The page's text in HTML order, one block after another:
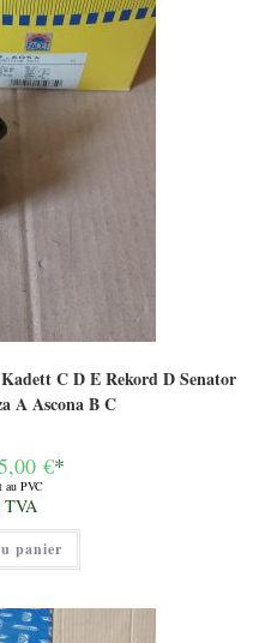
C D E Rekord D Senator
A Ascona B C
:
€.
€*
au PVC
TVA
panier